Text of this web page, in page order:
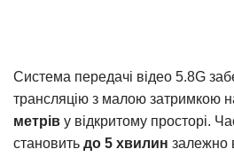
Система передачі відео 5.8G
трансляцію з малою затримкою
метрів у відкритому просторі.
становить до 5 хвилин залежно